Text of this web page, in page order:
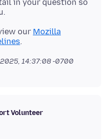
in your question so
our Mozilla
2025, 14:37:08 -0700
Volunteer